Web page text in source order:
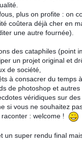
plus on profite : on
coûtera déjà cher en
une autre fournée).
des cataphiles (point
un projet original et
de société,
à consacrer du temps
de photoshop et
véridiques sur
si vous ne souhaitez
: welcome !
un super rendu final